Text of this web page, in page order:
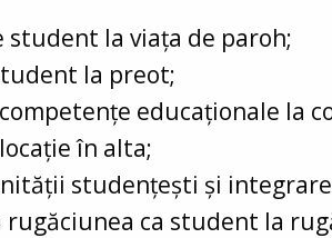
student la viața de paroh;
la preot;
educaționale la
în alta;
studențești și
rugăciunea ca student la